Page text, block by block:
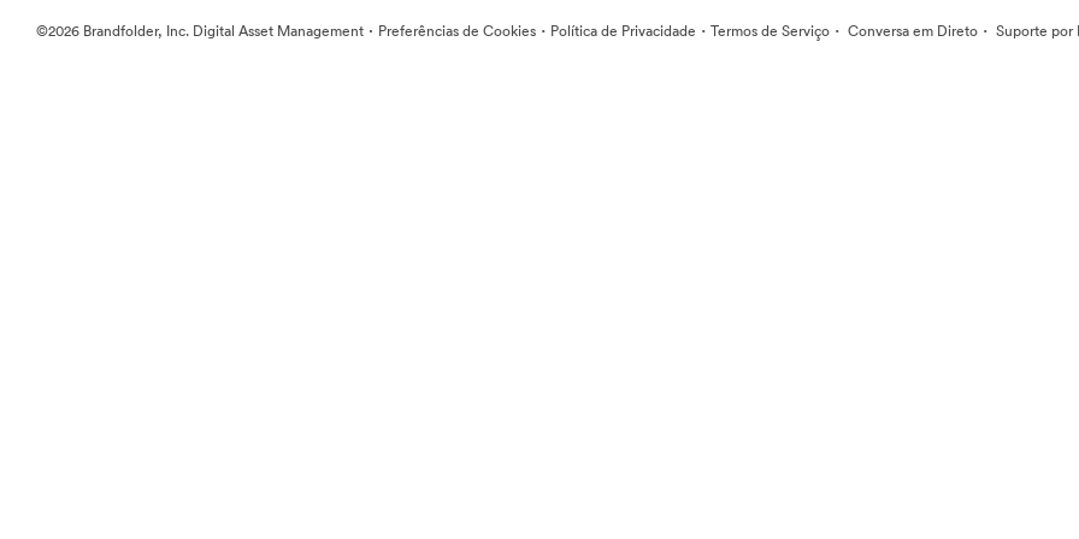
©2026 Brandfolder, Inc. Digital Asset Management · Preferências de Cookies · Política de Privacidade · Termos de Serviço · Conversa em Direto · Suporte por